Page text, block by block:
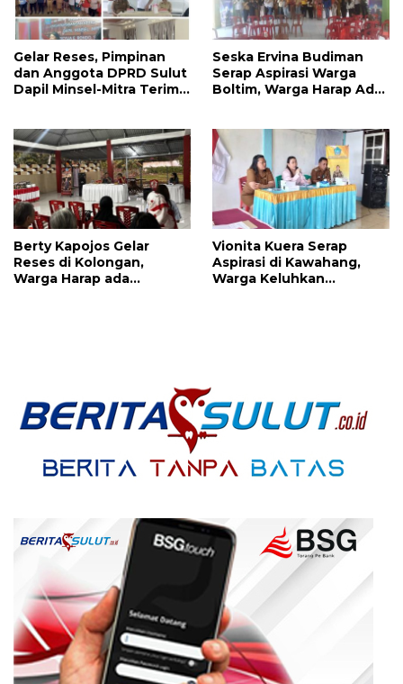
Gelar Reses, Pimpinan
dan Anggota DPRD Sulut
Dapil Minsel-Mitra Terima
Seska Ervina Budiman
Serap Aspirasi Warga
Boltim, Warga Harap Ada
Berty Kapojos Gelar
Reses di Kolongan,
Warga Harap ada
Vionita Kuera Serap
Aspirasi di Kawahang,
Warga Keluhkan